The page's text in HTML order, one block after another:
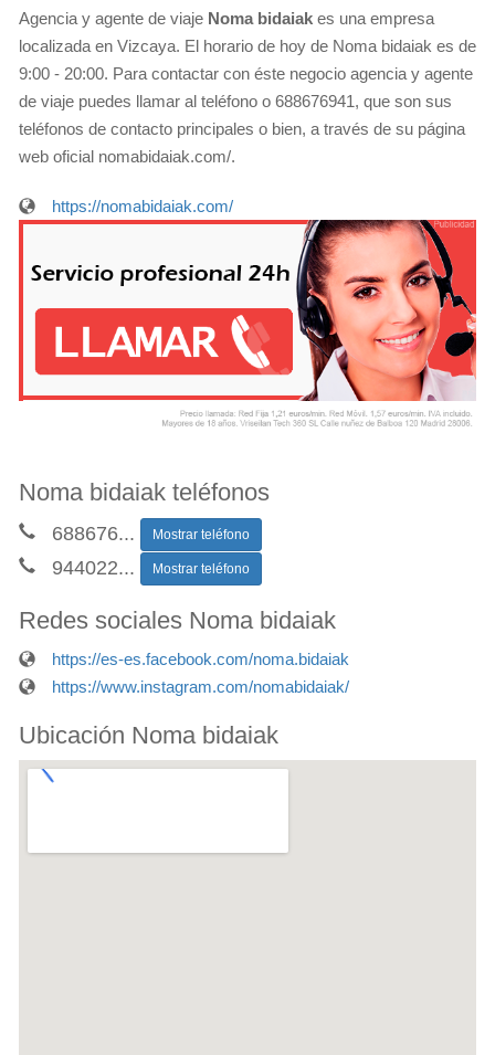
Agencia y agente de viaje Noma bidaiak es una empresa
localizada en Vizcaya. El horario de hoy de Noma bidaiak es de
9:00 - 20:00. Para contactar con éste negocio agencia y agente
de viaje puedes llamar al teléfono o 688676941, que son sus
teléfonos de contacto principales o bien, a través de su página
web oficial nomabidaiak.com/.
https://nomabidaiak.com/
Noma bidaiak teléfonos
688676... Mostrar teléfono
944022... Mostrar teléfono
Redes sociales Noma bidaiak
https://es-es.facebook.com/noma.bidaiak
https://www.instagram.com/nomabidaiak/
Ubicación Noma bidaiak